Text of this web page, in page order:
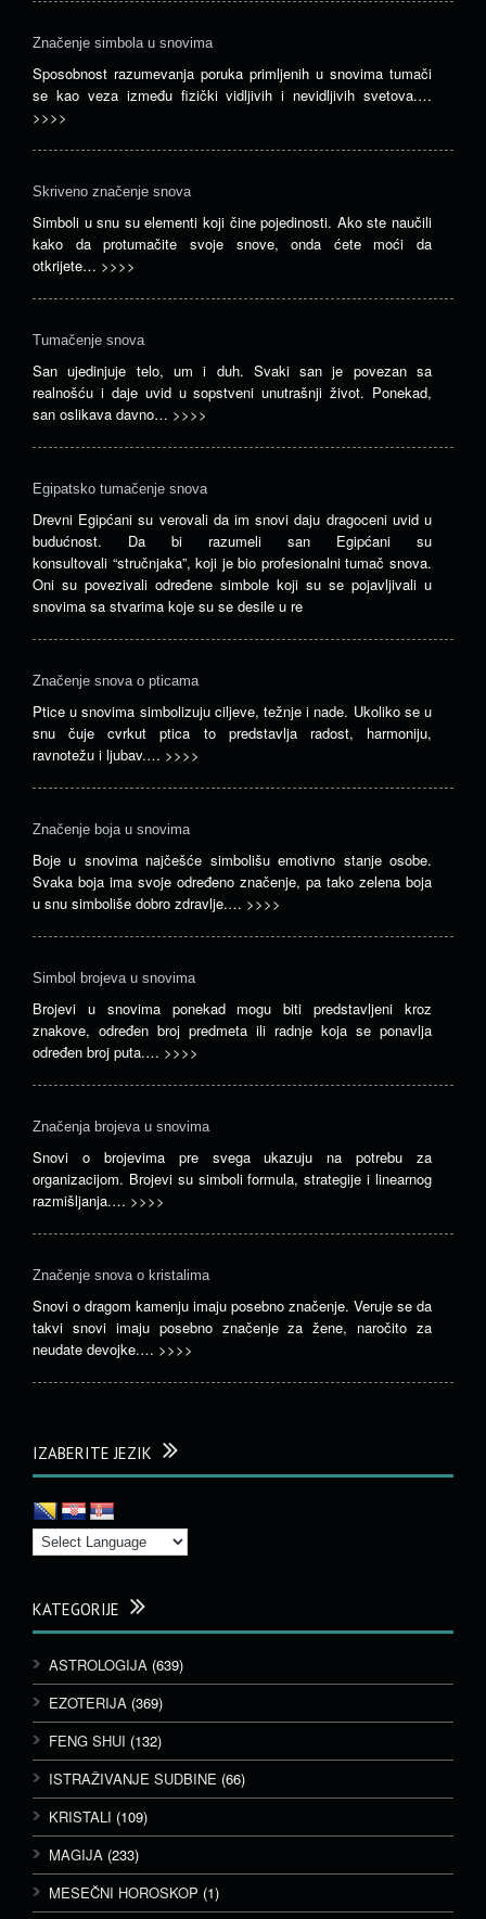
Značenje simbola u snovima
Sposobnost razumevanja poruka primljenih u snovima tumači
se kao veza između fizički vidljivih i nevidljivih svetova.…
>>>>
Skriveno značenje snova
Simboli u snu su elementi koji čine pojedinosti. Ako ste naučili
kako da protumačite svoje snove, onda ćete moći da
otkrijete… >>>>
Tumačenje snova
San ujedinjuje telo, um i duh. Svaki san je povezan sa
realnošću i daje uvid u sopstveni unutrašnji život. Ponekad,
san oslikava davno… >>>>
Egipatsko tumačenje snova
Drevni Egipćani su verovali da im snovi daju dragoceni uvid u
budućnost. Da bi razumeli san Egipćani su
konsultovali “stručnjaka”, koji je bio profesionalni tumač snova.
Oni su povezivali određene simbole koji su se pojavljivali u
snovima sa stvarima koje su se desile u re
Značenje snova o pticama
Ptice u snovima simbolizuju ciljeve, težnje i nade. Ukoliko se u
snu čuje cvrkut ptica to predstavlja radost, harmoniju,
ravnotežu i ljubav.… >>>>
Značenje boja u snovima
Boje u snovima najčešće simbolišu emotivno stanje osobe.
Svaka boja ima svoje određeno značenje, pa tako zelena boja
u snu simboliše dobro zdravlje.… >>>>
Simbol brojeva u snovima
Brojevi u snovima ponekad mogu biti predstavljeni kroz
znakove, određen broj predmeta ili radnje koja se ponavlja
određen broj puta.… >>>>
Značenja brojeva u snovima
Snovi o brojevima pre svega ukazuju na potrebu za
organizacijom. Brojevi su simboli formula, strategije i linearnog
razmišljanja.… >>>>
Značenje snova o kristalima
Snovi o dragom kamenju imaju posebno značenje. Veruje se da
takvi snovi imaju posebno značenje za žene, naročito za
neudate devojke.… >>>>
IZABERITE JEZIK
KATEGORIJE
ASTROLOGIJA (639)
EZOTERIJA (369)
FENG SHUI (132)
ISTRAŽIVANJE SUDBINE (66)
KRISTALI (109)
MAGIJA (233)
MESEČNI HOROSKOP (1)